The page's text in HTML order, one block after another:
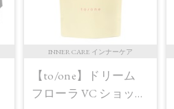
INNER CARE インナーケア
【to/one】ドリーム
フローラ VC ショット